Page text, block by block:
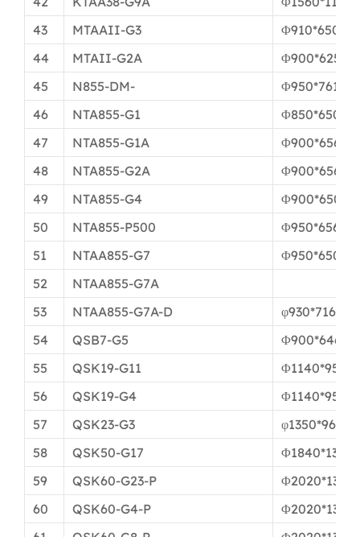
43
MTAAII-G3
Φ910*650мм
44
MTAII-G2A
Φ900*625мм
45
N855-DM-
Φ950*761мм
46
NTA855-G1
Φ850*650мм
47
NTA855-G1A
Φ900*656мм
48
NTA855-G2A
Φ900*656мм
49
NTA855-G4
Φ900*650мм
50
NTA855-P500
Φ950*656мм
51
NTAA855-G7
Φ950*650мм
52
NTAA855-G7A
53
NTAA855-G7A-D
φ930*716мм
54
QSB7-G5
Φ900*646мм
55
QSK19-G11
56
QSK19-G4
57
QSK23-G3
φ1350*961мм
58
QSK50-G17
59
QSK60-G23-P
60
QSK60-G4-P